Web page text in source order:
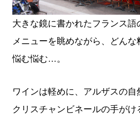
大きな鏡に書かれたフランス語
メニューを眺めながら、どん
悩む悩む…。
ワインは軽めに、アルザスの自
クリスチャンビネールの手がけ